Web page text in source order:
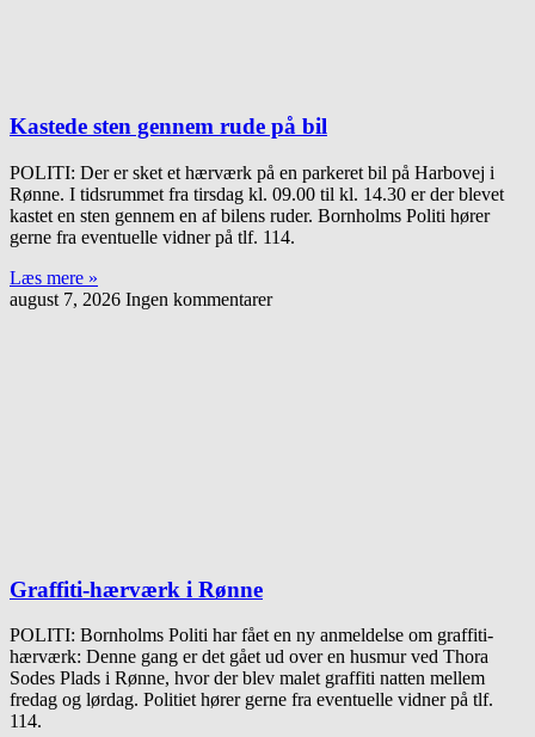
Kastede sten gennem rude på bil
POLITI: Der er sket et hærværk på en parkeret bil på Harbovej i
Rønne. I tidsrummet fra tirsdag kl. 09.00 til kl. 14.30 er der blevet
kastet en sten gennem en af bilens ruder. Bornholms Politi hører
gerne fra eventuelle vidner på tlf. 114.
Læs mere »
august 7, 2026 Ingen kommentarer
Graffiti-hærværk i Rønne
POLITI: Bornholms Politi har fået en ny anmeldelse om graffiti-
hærværk: Denne gang er det gået ud over en husmur ved Thora
Sodes Plads i Rønne, hvor der blev malet graffiti natten mellem
fredag og lørdag. Politiet hører gerne fra eventuelle vidner på tlf.
114.